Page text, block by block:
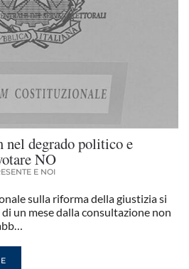
nel degrado politico e
NO
E NOI
sulla riforma della giustizia si
un mese dalla consultazione non